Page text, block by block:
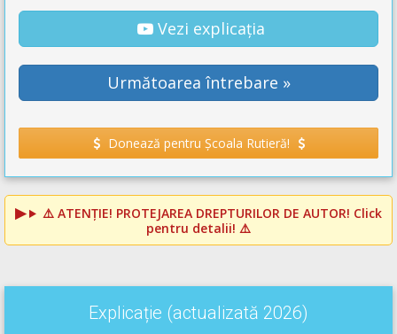
Vezi explicația
Următoarea întrebare »
Donează pentru Școala Rutieră!
⚠️ ATENȚIE! PROTEJAREA DREPTURILOR DE AUTOR! Click
pentru detalii! ⚠️
Explicație (actualizată 2026)